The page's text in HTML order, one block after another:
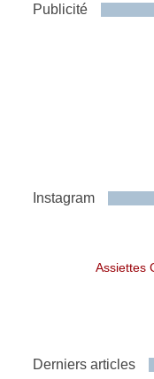
Publicité
Instagram
Assiettes
Derniers articles